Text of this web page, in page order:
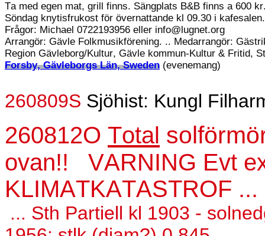
Ta med egen mat, grill finns. Sängplats B&B finns a 600
Söndag knytisfrukost för övernattande kl 09.30 i kafesalen.
Frågor: Michael 0722193956 eller info@lugnet.org
Arrangör: Gävle Folkmusikförening. .. Medarrangör:
Region Gävleborg/Kultur, Gävle kommun-Kultur & Fritid,
Forsby, Gävleborgs Län, Sweden (evenemang)
260809S Sjöhist: Kungl
260812O Total
ovan!!
VARNING Evt
KLIMATKATASTROF ...
... Sth Partiell kl 1903 -